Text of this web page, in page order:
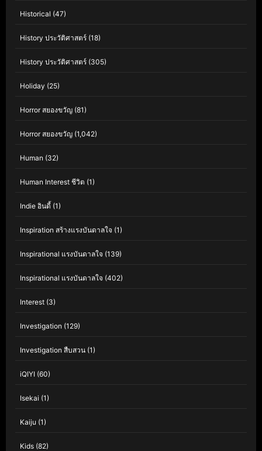
Historical (47)
History ประวัติศาสตร์ (18)
History ประวัติศาสตร์ (305)
Holiday (25)
Horror สยองขวัญ (81)
Horror สยองขวัญ (1,042)
Human (32)
Human Interest ชีวิต (1)
Indie อินดี้ (1)
Inspiration สร้างแรงบันดาลใจ (1)
Inspirational แรงบันดาลใจ (139)
Inspirational แรงบันดาลใจ (402)
Interest (3)
Investigation (129)
Investigation สืบสวน (1)
iQIYI (60)
Isekai (1)
Kaiju (1)
Kids (82)